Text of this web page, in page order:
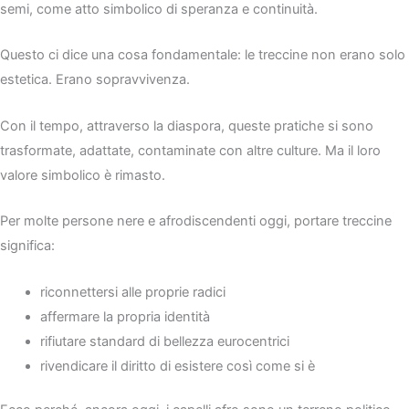
semi, come atto simbolico di speranza e continuità.
Questo ci dice una cosa fondamentale: le treccine non erano solo
estetica. Erano sopravvivenza.
Con il tempo, attraverso la diaspora, queste pratiche si sono
trasformate, adattate, contaminate con altre culture. Ma il loro
valore simbolico è rimasto.
Per molte persone nere e afrodiscendenti oggi, portare treccine
significa:
riconnettersi alle proprie radici
affermare la propria identità
rifiutare standard di bellezza eurocentrici
rivendicare il diritto di esistere così come si è